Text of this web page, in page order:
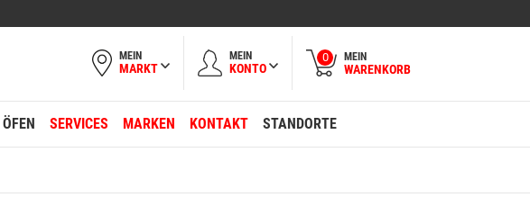
MEIN
MARKT
MEIN
KONTO
0 MEIN
WARENKORB
ÖFEN SERVICES MARKEN KONTAKT STANDORTE